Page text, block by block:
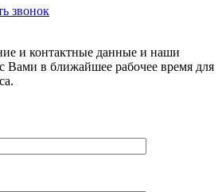
звонок
и контактные данные и наши
Вами в ближайшее рабочее время для